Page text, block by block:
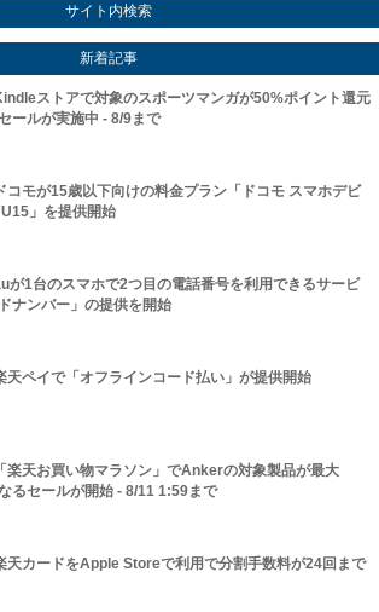
サイト内検索
新着記事
ストアで対象のスポーツマンガが50%ポイント還元
ールが実施中 - 8/9まで
コモが15歳以下向けの料金プラン「ドコモ スマホデビ
U15」を提供開始
が1台のスマホで2つ目の電話番号を利用できるサービ
ナンバー」の提供を開始
天ペイで「オフラインコード払い」が提供開始
楽天お買い物マラソン」でAnkerの対象製品が最大
るセールが開始 - 8/11 1:59まで
天カードをApple Storeで利用で分割手数料が24回まで